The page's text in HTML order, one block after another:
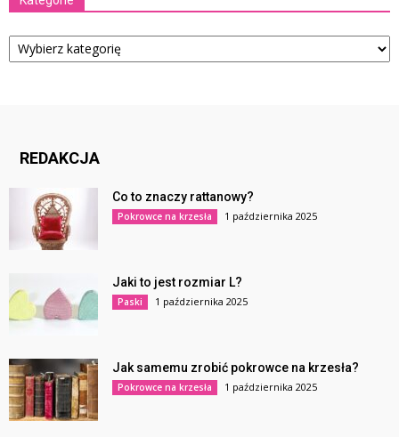
Kategorie
REDAKCJA
Co to znaczy rattanowy?
Pokrowce na krzesła 1 października 2025
Jaki to jest rozmiar L?
Paski 1 października 2025
Jak samemu zrobić pokrowce na krzesła?
Pokrowce na krzesła 1 października 2025